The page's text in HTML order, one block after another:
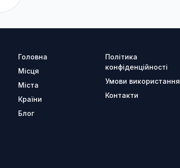
Головна
Місця
Міста
Країни
Блог
Політика
конфіденційності
Умови використання
Контакти